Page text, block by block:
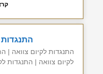
התנגדות
התנגדות לקיום צוואה |
לקיום צוואה | התנגדות